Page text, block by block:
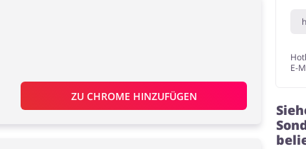
ZU CHROME HINZUFÜGEN
E-